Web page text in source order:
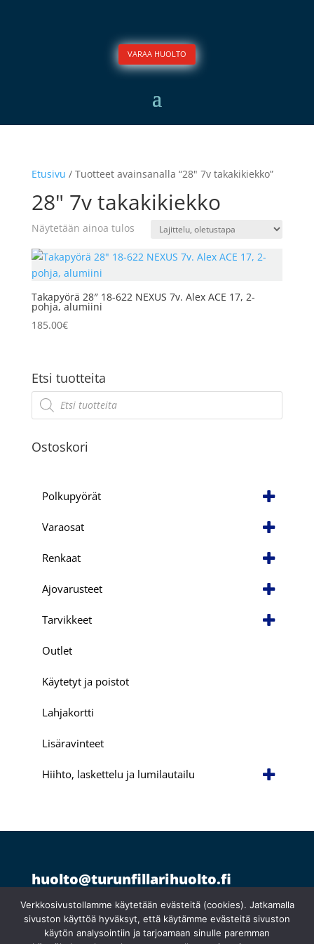
VARAA HUOLTO
Etusivu / Tuotteet avainsanalla “28" 7v takakikiekko”
28" 7v takakikiekko
Näytetään ainoa tulos
Takapyörä 28″ 18-622 NEXUS 7v. Alex ACE 17, 2-
pohja, alumiini
185.00€
Etsi tuotteita
Products
search
Ostoskori
Polkupyörät
Varaosat
Renkaat
Ajovarusteet
Tarvikkeet
Outlet
Käytetyt ja poistot
Lahjakortti
Lisäravinteet
Hiihto, laskettelu ja lumilautailu
huolto@turunfillarihuolto.fi
Palometsäntie 14, 20610 Turku
044 766 1250
Verkkosivustollamme käytetään evästeitä (cookies). Jatkamalla
sivuston käyttöä hyväksyt, että käytämme evästeitä sivuston
käytön analysointiin ja tarjoamaan sinulle paremman